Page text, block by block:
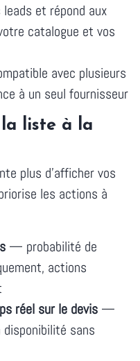
et répond aux
catalogue et vos
avec plusieurs
à un seul fournisseur
liste à la
plus d'afficher vos
les actions à
— probabilité de
actions
réel sur le devis —
sans